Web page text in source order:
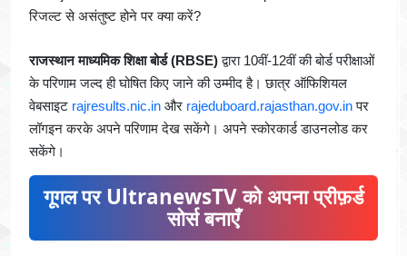
राजस्थान माध्यमिक शिक्षा बोर्ड (RBSE)द्वारा 10वीं-12वीं की बोर्ड परीक्षाओं
के परिणाम जल्द ही घोषित किए जाने की उम्मीद है। छात्र ऑफिशियल
वेबसाइट rajresults.nic.in और rajeduboard.rajasthan.gov.inपर
लॉगइन करके अपने परिणाम देख सकेंगे। अपने स्कोरकार्ड डाउनलोड कर
सकेंगे।
गूगल पर UltranewsTV को अपना प्रीफ़र्ड
सोर्स बनाएँ